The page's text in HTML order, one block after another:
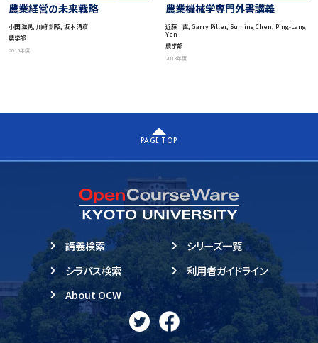
農業経営の未来戦略
小田 滋晃, 川﨑 訓昭, 坂本 清彦
農学部
2015年度
農業機械学専門外書講義
近藤 直, Garry Piller, Suming Chen, Ping-Lang
Yen
農学部
2013年度
PAGE TOP
講義検索
シラバス検索
About OCW
シリーズ一覧
利用者ガイドライン